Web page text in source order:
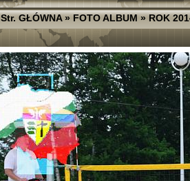
Str. GŁÓWNA»FOTO ALBUM»ROK